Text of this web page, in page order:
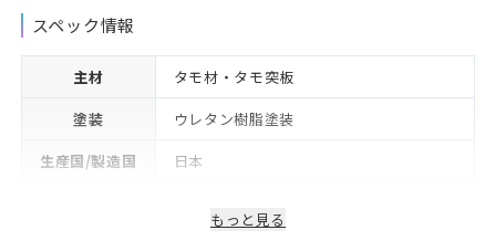
スペック情報
主材
タモ材・タモ突板
塗装
ウレタン樹脂塗装
生産国/製造国
日本
もっと見る